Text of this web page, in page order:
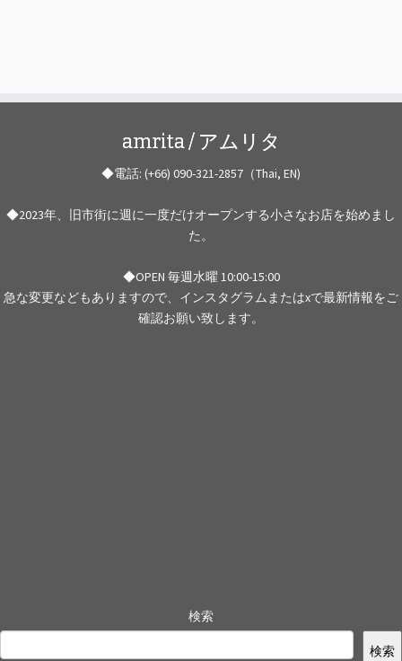
amrita / アムリタ
◆電話: (+66) 090-321-2857（Thai, EN)
◆2023年、旧市街に週に一度だけオープンする小さなお店を始めまし
た。
◆OPEN 毎週水曜 10:00-15:00
急な変更などもありますので、インスタグラムまたはxで最新情報をご
確認お願い致します。
検索
検索